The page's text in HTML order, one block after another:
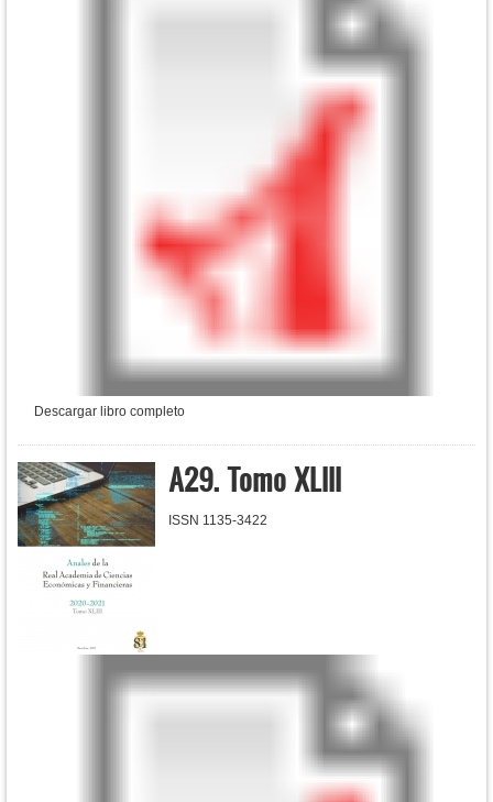
Descargar libro completo
A29. Tomo XLIII
ISSN 1135-3422